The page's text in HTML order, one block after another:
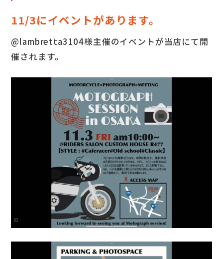
11/3にイベントがあります。
@lambretta3104様主催のイベントが当店にて開
催されます。